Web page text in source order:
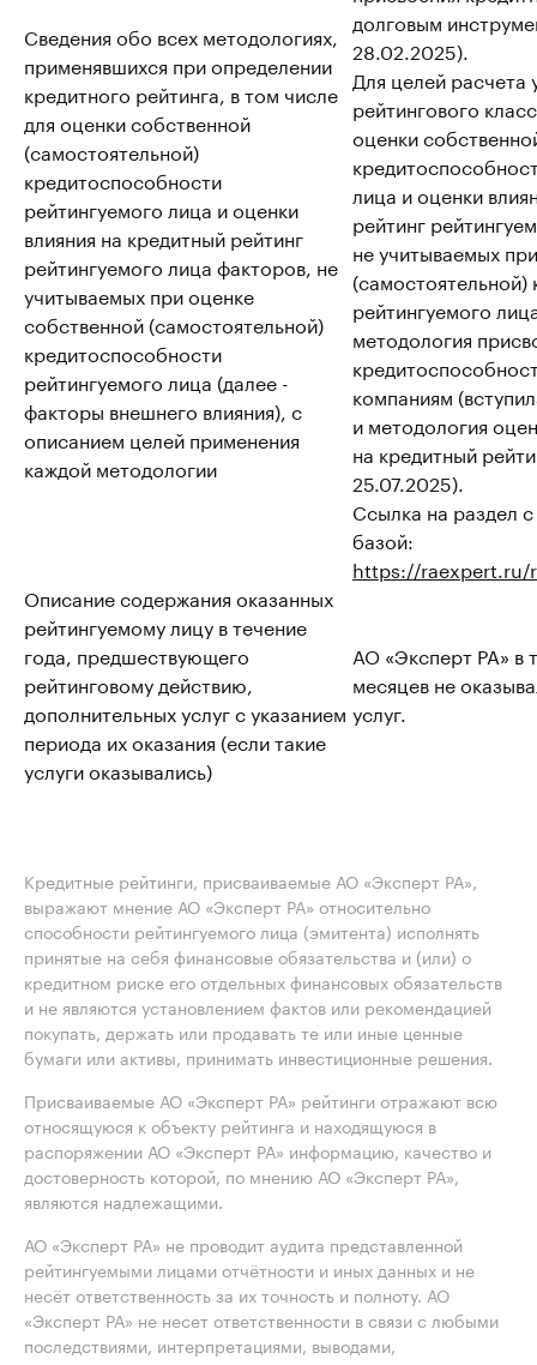
Сведения обо всех методологиях,
применявшихся при определении
кредитного рейтинга, в том числе
для оценки собственной
(самостоятельной)
кредитоспособности
рейтингуемого лица и оценки
влияния на кредитный рейтинг
рейтингуемого лица факторов, не
учитываемых при оценке
собственной (самостоятельной)
кредитоспособности
рейтингуемого лица (далее -
факторы внешнего влияния), с
описанием целей применения
каждой методологии
долговым
28.02.2025).
Для целей расчета
рейтингового
оценки
лица и оценки
рейтинг
не учитываемых
рейтингуемого
методология
компаниям
и методология
на кредитный
25.07.2025).
Ссылка на раздел
базой:
https://
Описание содержания оказанных
рейтингуемому лицу в течение
года, предшествующего
рейтинговому действию,
дополнительных услуг с указанием
периода их оказания (если такие
услуги оказывались)
АО «Эксперт РА» в
месяцев не
услуг.
Кредитные рейтинги, присваиваемые АО «Эксперт РА»,
выражают мнение АО «Эксперт РА» относительно
способности рейтингуемого лица (эмитента) исполнять
принятые на себя финансовые обязательства и (или) о
кредитном риске его отдельных финансовых обязательств
и не являются установлением фактов или рекомендацией
покупать, держать или продавать те или иные ценные
бумаги или активы, принимать инвестиционные решения.
Присваиваемые АО «Эксперт РА» рейтинги отражают всю
относящуюся к объекту рейтинга и находящуюся в
распоряжении АО «Эксперт РА» информацию, качество и
достоверность которой, по мнению АО «Эксперт РА»,
являются надлежащими.
АО «Эксперт РА» не проводит аудита представленной
рейтингуемыми лицами отчётности и иных данных и не
несёт ответственность за их точность и полноту. АО
«Эксперт РА» не несет ответственности в связи с любыми
последствиями, интерпретациями, выводами,